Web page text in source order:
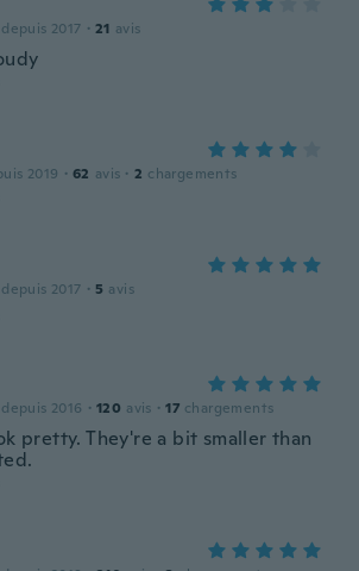
2017 · 21 avis
2019 · 62 avis · 2 chargements
2017 · 5 avis
2016 · 120 avis · 17 chargements
pretty. They're a bit smaller than